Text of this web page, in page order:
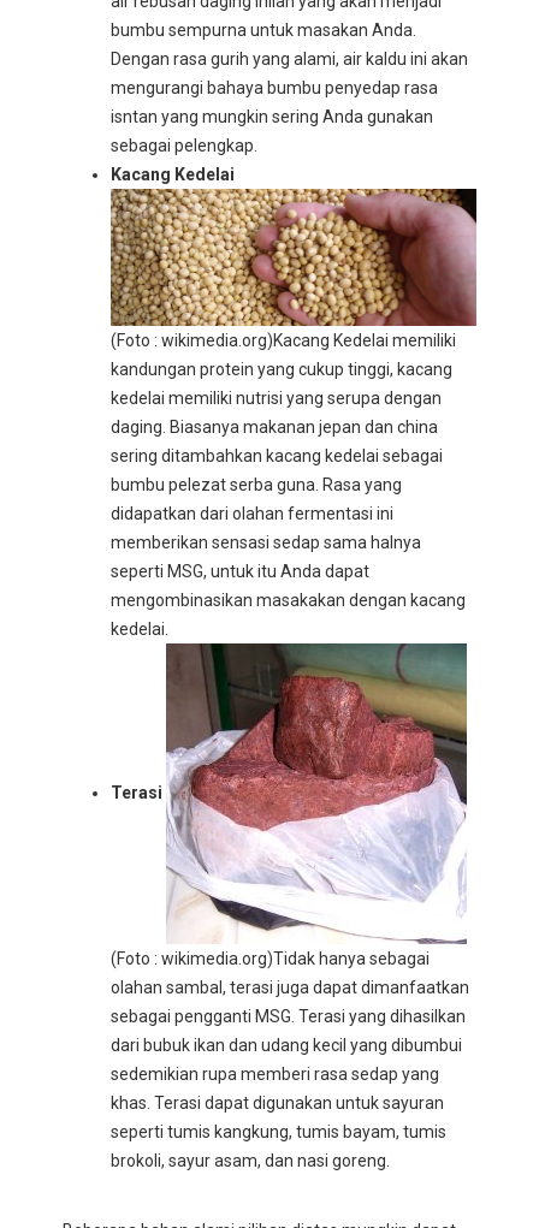
bumbu sempurna untuk masakan Anda.
Dengan rasa gurih yang alami, air kaldu ini akan
mengurangi bahaya bumbu penyedap rasa
isntan yang mungkin sering Anda gunakan
sebagai pelengkap.
Kacang Kedelai
(Foto : wikimedia.org)Kacang Kedelai memiliki
kandungan protein yang cukup tinggi, kacang
kedelai memiliki nutrisi yang serupa dengan
daging. Biasanya makanan jepan dan china
sering ditambahkan kacang kedelai sebagai
bumbu pelezat serba guna. Rasa yang
didapatkan dari olahan fermentasi ini
memberikan sensasi sedap sama halnya
seperti MSG, untuk itu Anda dapat
mengombinasikan masakakan dengan kacang
kedelai.
Terasi
(Foto : wikimedia.org)Tidak hanya sebagai
olahan sambal, terasi juga dapat dimanfaatkan
sebagai pengganti MSG. Terasi yang dihasilkan
dari bubuk ikan dan udang kecil yang dibumbui
sedemikian rupa memberi rasa sedap yang
khas. Terasi dapat digunakan untuk sayuran
seperti tumis kangkung, tumis bayam, tumis
brokoli, sayur asam, dan nasi goreng.